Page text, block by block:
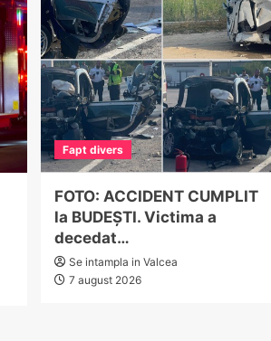
Fapt divers
FOTO: ACCIDENT CUMPLIT
la BUDEȘTI. Victima a
decedat…
Se intampla in Valcea
7 august 2026